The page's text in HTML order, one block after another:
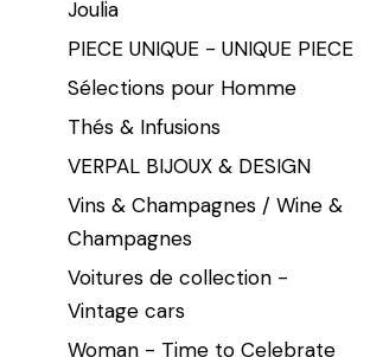
Joulia
PIECE UNIQUE - UNIQUE PIECE
Sélections pour Homme
Thés & Infusions
VERPAL BIJOUX & DESIGN
Vins & Champagnes / Wine &
Champagnes
Voitures de collection -
Vintage cars
Woman - Time to Celebrate